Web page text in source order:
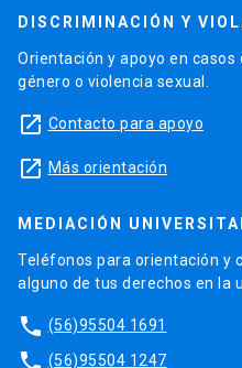
DISCRIMINACIÓN Y
Orientación y apoyo en
género o violencia sexual.
launch Contacto para apoyo
launch Más orientación
MEDIACIÓN
Teléfonos para orientación y
alguno de tus derechos en la
phone (56)95504 1691
phone (56)95504 1247